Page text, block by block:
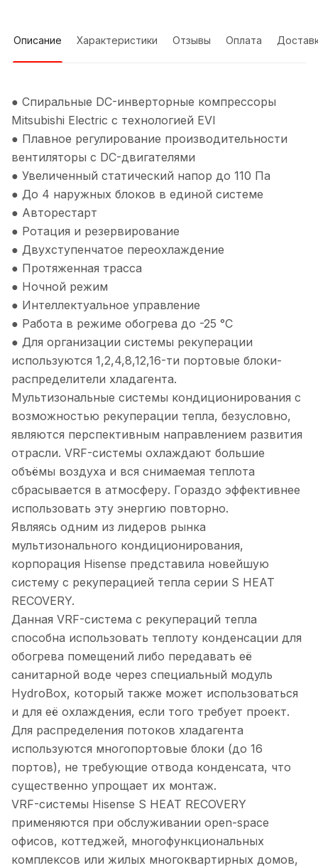
Описание Характеристики Отзывы Оплата
● Спиральные DC-инверторные компрессоры
Mitsubishi Electric c технологией EVI
● Плавное регулирование производительности
вентиляторы с DC-двигателями
● Увеличенный статический напор до 110 Па
● До 4 наружных блоков в единой системе
● Авторестарт
● Ротация и резервирование
● Двухступенчатое переохлаждение
● Протяженная трасса
● Ночной режим
● Интеллектуальное управление
● Работа в режиме обогрева до -25 °С
● Для организации системы рекуперации
используются 1,2,4,8,12,16-ти портовые блоки-
распределители хладагента.
Мультизональные системы кондиционирования с
возможностью рекуперации тепла, безусловно,
являются перспективным направлением развития
отрасли. VRF-системы охлаждают большие
объёмы воздуха и вся снимаемая теплота
сбрасывается в атмосферу. Гораздо эффективнее
использовать эту энергию повторно.
Являясь одним из лидеров рынка
мультизонального кондиционирования,
корпорация Hisense представила новейшую
систему с рекуперацией тепла серии S HEAT
RECOVERY.
Данная VRF-система с рекупераций тепла
способна использовать теплоту конденсации для
обогрева помещений либо передавать её
санитарной воде через специальный модуль
HydroBox, который также может использоваться
и для её охлаждения, если того требует проект.
Для распределения потоков хладагента
используются многопортовые блоки (до 16
портов), не требующие отвода конденсата, что
существенно упрощает их монтаж.
VRF-системы Hisense S HEAT RECOVERY
применяются при обслуживании open-space
офисов, коттеджей, многофункциональных
комплексов или жилых многоквартирных домов,